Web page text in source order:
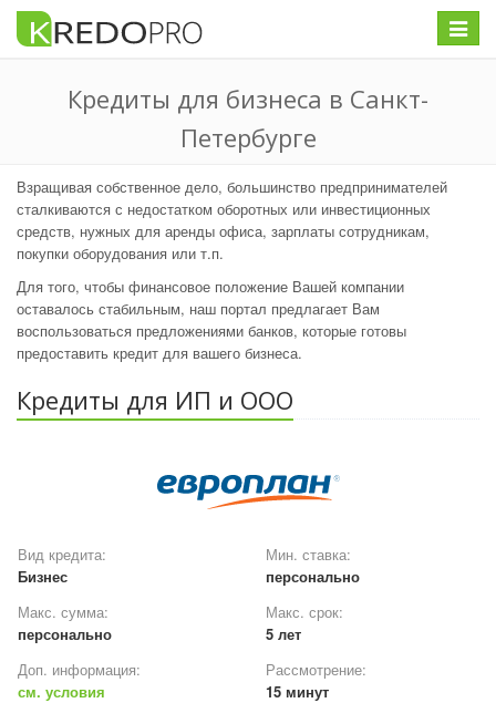
Меню
Кредиты для бизнеса в Санкт-
Петербурге
Взращивая собственное дело, большинство предпринимателей
сталкиваются с недостатком оборотных или инвестиционных
средств, нужных для аренды офиса, зарплаты сотрудникам,
покупки оборудования или т.п.
Для того, чтобы финансовое положение Вашей компании
оставалось стабильным, наш портал предлагает Вам
воспользоваться предложениями банков, которые готовы
предоставить кредит для вашего бизнеса.
Кредиты для ИП и ООО
Вид кредита:
Бизнес
Мин. ставка:
персонально
Макс. сумма:
персонально
Макс. срок:
5 лет
Доп. информация:
см. условия
Рассмотрение:
15 минут